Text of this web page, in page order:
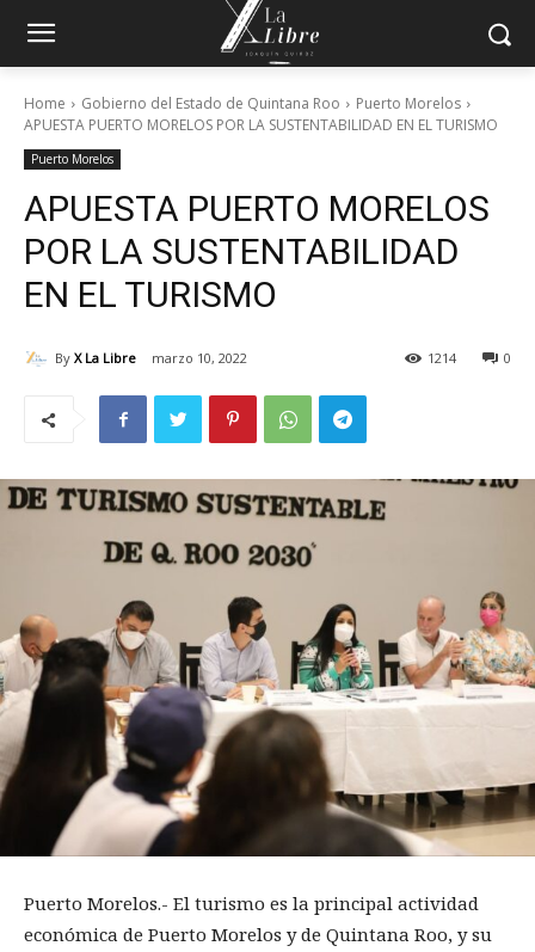
Home Gobierno del Estado de Quintana Roo
Puerto Morelos
APUESTA PUERTO MORELOS POR LA SUSTENTABILIDAD EN EL TURISMO
Puerto Morelos
APUESTA PUERTO MORELOS
POR LA SUSTENTABILIDAD
EN EL TURISMO
By X La Libre marzo 10, 2022 0
1214
Puerto Morelos.- El turismo es la principal actividad
económica de Puerto Morelos y de Quintana Roo, y su